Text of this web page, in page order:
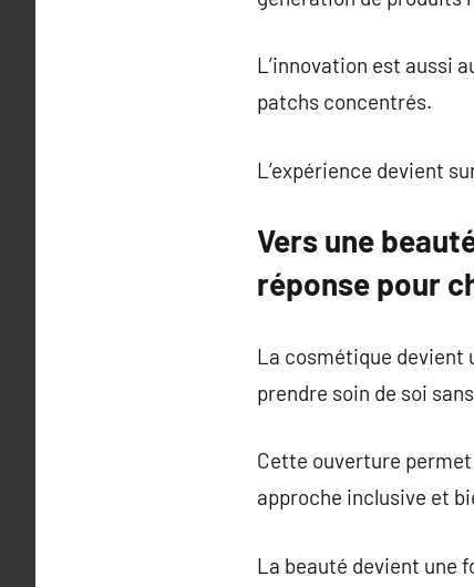
L’innovation est aussi
patchs concentrés.
L’expérience devient
Vers une
réponse pour
La cosmétique devient
prendre soin de soi
Cette ouverture
approche inclusive et
La beauté devient une